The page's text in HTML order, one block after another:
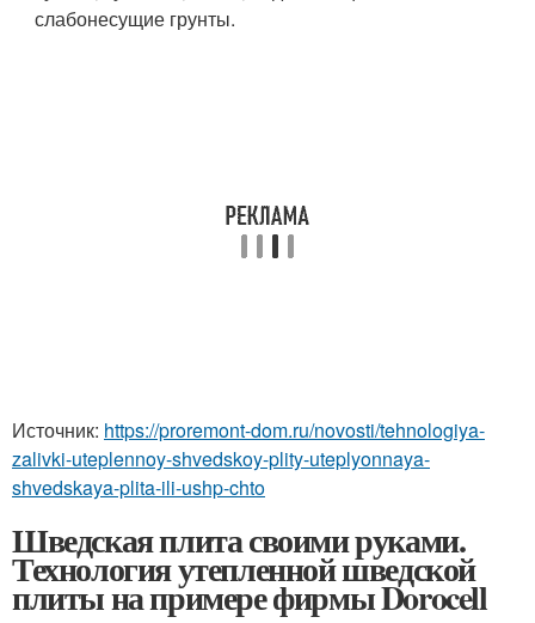
слабонесущие грунты.
Источник: https://proremont-dom.ru/novosti/tehnologiya-
zalivki-uteplennoy-shvedskoy-plity-uteplyonnaya-
shvedskaya-plita-ili-ushp-chto
Шведская плита своими руками.
Технология утепленной шведской
плиты на примере фирмы Dorocell